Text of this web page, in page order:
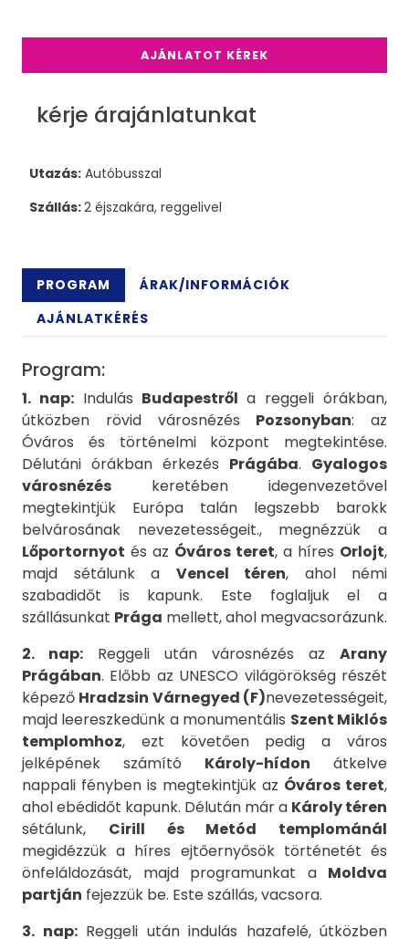
AJÁNLATOT KÉREK
kérje árajánlatunkat
Utazás: Autóbusszal
Szállás:2 éjszakára, reggelivel
PROGRAM
ÁRAK/INFORMÁCIÓK
AJÁNLATKÉRÉS
Program:
1. nap:Indulás Budapestről a reggeli órákban,
útközben rövid városnézés Pozsonyban: az
Óváros és történelmi központ megtekintése.
Délutáni órákban érkezés Prágába. Gyalogos
városnézés keretében idegenvezetővel
megtekintjük Európa talán legszebb barokk
belvárosának nevezetességeit., megnézzük a
Lőportornyot és az Óváros teret, a híres Orlojt,
majd sétálunk a Vencel téren, ahol némi
szabadidőt is kapunk. Este foglaljuk el a
szállásunkat Prága mellett, ahol megvacsorázunk.
2. nap: Reggeli után városnézés az Arany
Prágában. Előbb az UNESCO világörökség részét
képező Hradzsin Várnegyed (F)nevezetességeit,
majd leereszkedünk a monumentális Szent Miklós
templomhoz, ezt követően pedig a város
jelképének számító Károly-hídon átkelve
nappali fényben is megtekintjük az Óváros teret,
ahol ebédidőt kapunk. Délután már a Károly téren
sétálunk, Cirill és Metód templománál
megidézzük a híres ejtőernyősök történetét és
önfeláldozását, majd programunkat a Moldva
partján fejezzük be. Este szállás, vacsora.
3. nap:Reggeli után indulás hazafelé, útközben